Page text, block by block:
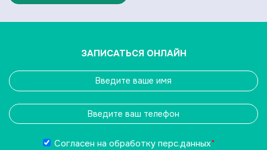
ЗАПИСАТЬСЯ ОНЛАЙН
Согласен на обработку перс.данных*